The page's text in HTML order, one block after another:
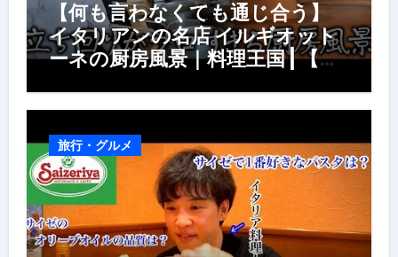
【何も言わなくても通じ合う】
イタリアンの名店 イルギオット
ーネの厨房風景｜料理王国 | 【厨
風景】
旅行・グルメ